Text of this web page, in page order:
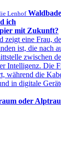
Lenhof
ich
mit Zukunft?
oder